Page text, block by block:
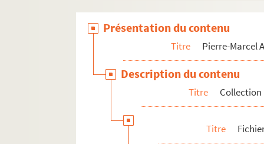
Présentation du contenu
Titre Pierre-Marcel
Description du contenu
Titre Collection
Titre